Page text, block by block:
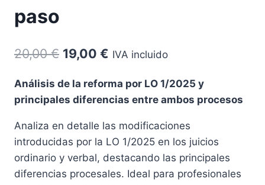
paso
20,00€ El
original
20,00 €.
19,00 € El
actual
19,00 €.
IVA incluido
Análisis de la reforma por LO 1/2025 y
principales diferencias entre ambos procesos
Analiza en detalle las modificaciones
introducidas por la LO 1/2025 en los juicios
ordinario y verbal, destacando las principales
diferencias procesales. Ideal para profesionales